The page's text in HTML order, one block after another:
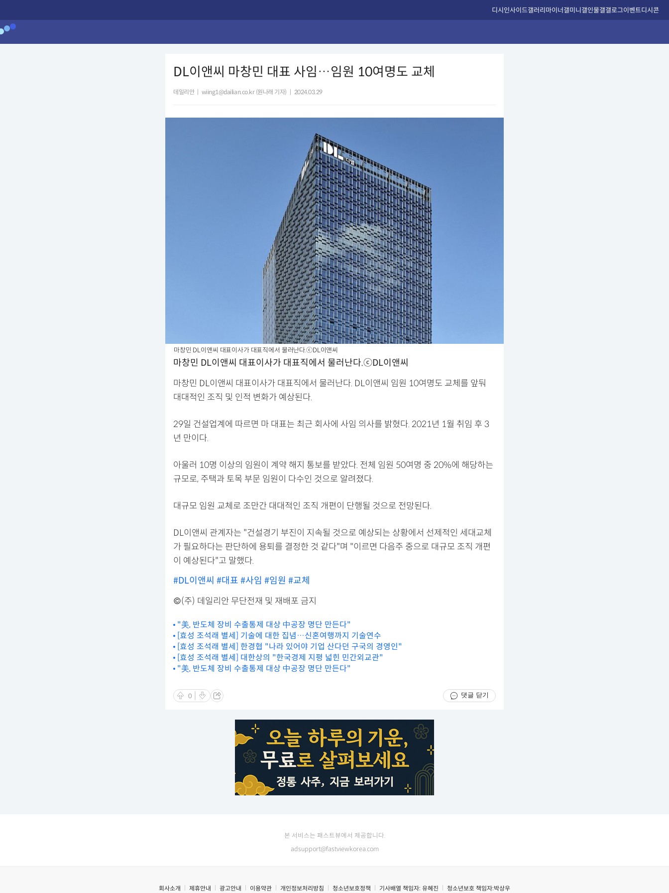
디시인사이드갤러리마이너갤미니갤인물갤갤로그이벤트디시콘
DL이앤씨 마창민 대표 사임…임원 10여명도 교체
데일리안 wiing1@dailian.co.kr (원나래 기자) 2024.03.29
마창민 DL이앤씨 대표이사가 대표직에서 물러난다.ⓒDL이앤씨
마창민 DL이앤씨 대표이사가 대표직에서 물러난다.ⓒDL이앤씨
마창민 DL이앤씨 대표이사가 대표직에서 물러난다. DL이앤씨 임원 10여명도 교체를 앞둬
대대적인 조직 및 인적 변화가 예상된다.
29일 건설업계에 따르면 마 대표는 최근 회사에 사임 의사를 밝혔다. 2021년 1월 취임 후 3
년 만이다.
아울러 10명 이상의 임원이 계약 해지 통보를 받았다. 전체 임원 50여명 중 20%에 해당하는
규모로, 주택과 토목 부문 임원이 다수인 것으로 알려졌다.
대규모 임원 교체로 조만간 대대적인 조직 개편이 단행될 것으로 전망된다.
DL이앤씨 관계자는 "건설경기 부진이 지속될 것으로 예상되는 상황에서 선제적인 세대교체
가 필요하다는 판단하에 용퇴를 결정한 것 같다"며 "이르면 다음주 중으로 대규모 조직 개편
이 예상된다"고 말했다.
#DL이앤씨 #대표 #사임 #임원 #교체
©(주) 데일리안 무단전재 및 재배포 금지
"美, 반도체 장비 수출통제 대상 中공장 명단 만든다"
[효성 조석래 별세] 기술에 대한 집념…신혼여행까지 기술연수
[효성 조석래 별세] 한경협 "나라 있어야 기업 산다던 구국의 경영인"
[효성 조석래 별세] 대한상의 "한국경제 지평 넓힌 민간외교관"
"美, 반도체 장비 수출통제 대상 中공장 명단 만든다"
0 댓글 닫기
본 서비스는 패스트뷰에서 제공합니다.
adsupport@fastviewkorea.com
회사소개 제휴안내 광고안내 이용약관 개인정보처리방침 청소년보호정책 기사배열 책임자: 유혜진 청소년보호 책임자:박상우